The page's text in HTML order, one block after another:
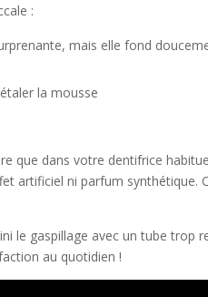
:
mais elle fond
la mousse
que dans votre dentifrice
artificiel ni parfum synthétique.
le gaspillage avec un tube
au quotidien !